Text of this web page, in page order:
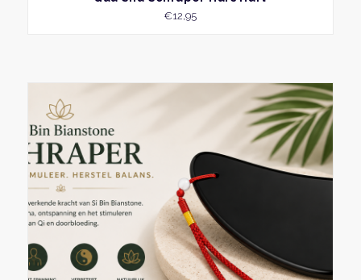
€12,95